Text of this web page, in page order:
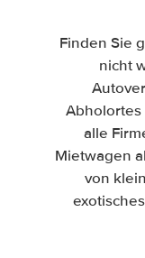
Finden Sie
nicht
Abholortes
alle
Mietwagen
von